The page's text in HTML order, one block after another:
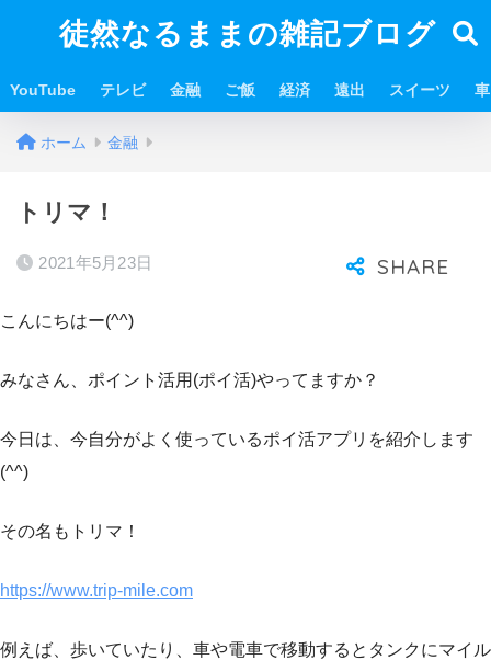
徒然なるままの雑記ブログ
YouTube テレビ 金融 ご飯 経済 遠出 スイーツ 車
ホーム 金融
トリマ！
2021年5月23日
こんにちはー(^^)
みなさん、ポイント活用(ポイ活)やってますか？
今日は、今自分がよく使っているポイ活アプリを紹介します
(^^)
その名もトリマ！
https://www.trip-mile.com
例えば、歩いていたり、車や電車で移動するとタンクにマイル